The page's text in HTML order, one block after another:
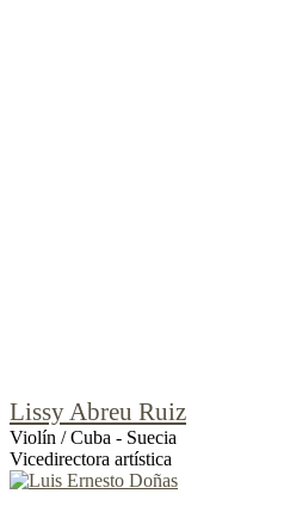
Lissy Abreu Ruiz
Violín / Cuba - Suecia
Vicedirectora artística